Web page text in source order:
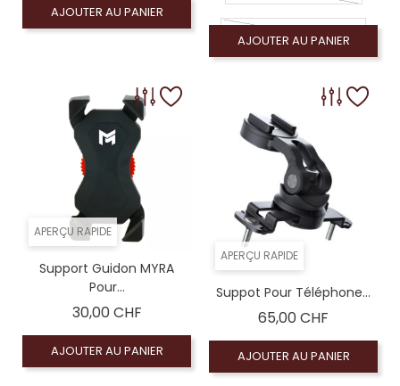
AJOUTER AU PANIER
Samsung Galaxy S22+
Samsung Galaxy S23
Samsung Galaxy S23 Ultra
AJOUTER AU PANIER
APERÇU RAPIDE
Support Guidon MYRA
Pour...
30,00 CHFPrix
AJOUTER AU PANIER
APERÇU RAPIDE
Suppot Pour Téléphone...
65,00 CHF
AJOUTER AU PANIER